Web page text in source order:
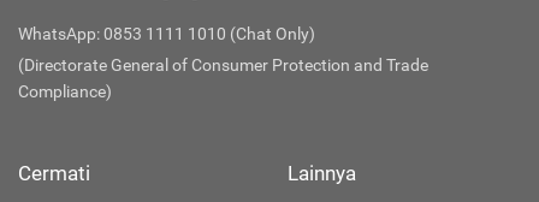
WhatsApp: 0853 1111 1010 (Chat Only)
(Directorate General of Consumer Protection and Trade
Compliance)
Cermati Lainnya